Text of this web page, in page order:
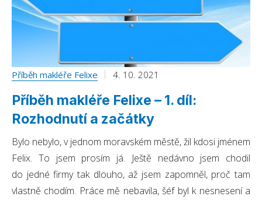
Příběh makléře Felixe 4. 10. 2021
Příběh makléře Felixe – 1. díl:
Rozhodnutí a začátky
Bylo nebylo, v jednom moravském městě, žil kdosi jménem
Felix. To jsem prosím já. Ještě nedávno jsem chodil
do jedné firmy tak dlouho, až jsem zapomněl, proč tam
vlastně chodím. Práce mě nebavila, šéf byl k nesnesení a